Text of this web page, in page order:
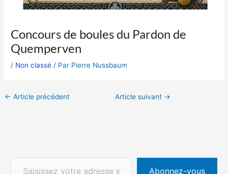
Concours de boules du Pardon de
Quemperven
/ Non classé / Par Pierre Nussbaum
← Article précédent Article suivant →
Abonnez-vous